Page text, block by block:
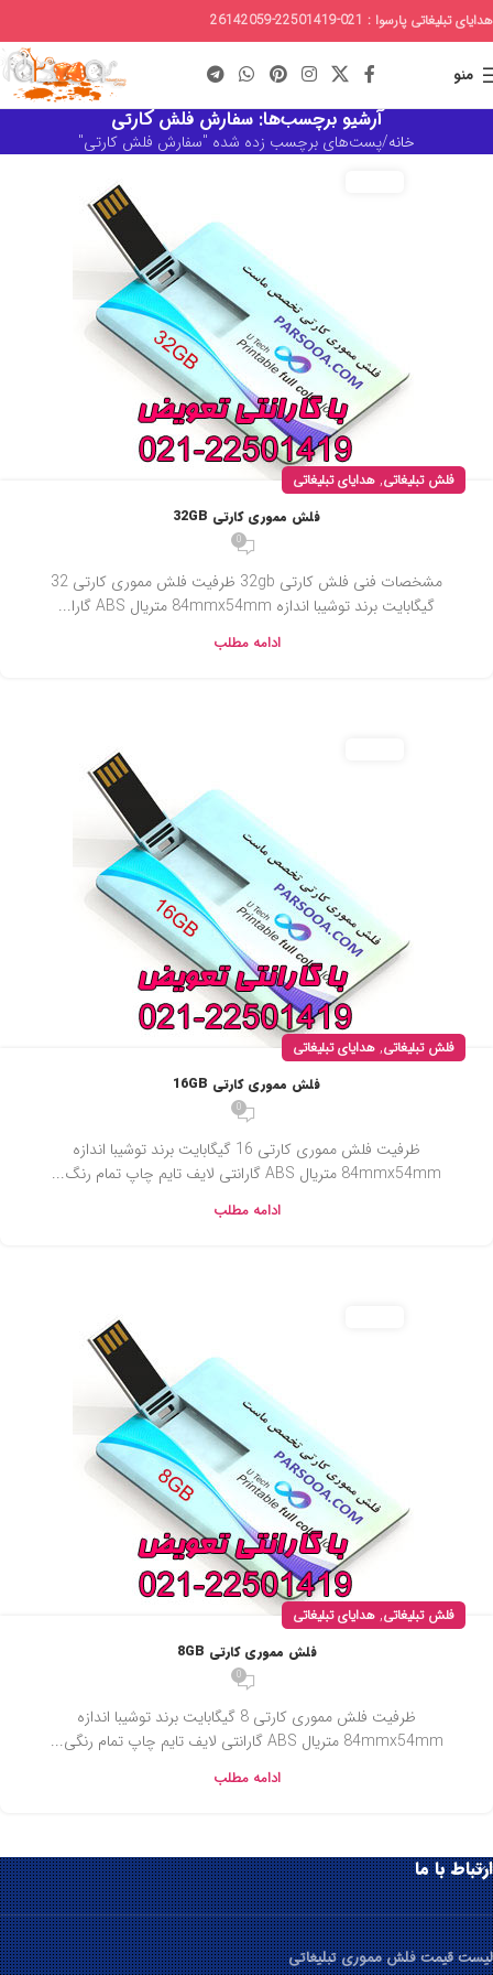
هدایای تبلیغاتی پارسوا : 021-22501419-26142059
منو
آرشیو برچسب‌ها: سفارش فلش کارتی
خانه پست‌های برچسب زده شده "سفارش فلش کارتی"
فلش تبلیغاتی, هدایای تبلیغاتی
فلش مموری کارتی 32GB
0
مشخصات فنی فلش کارتی 32gb ظرفیت فلش مموری کارتی 32
گیگابایت برند توشیبا اندازه 84mmx54mm متریال ABS گارا...
ادامه مطلب
فلش تبلیغاتی, هدایای تبلیغاتی
فلش مموری کارتی 16GB
0
ظرفیت فلش مموری کارتی 16 گیگابایت برند توشیبا اندازه
84mmx54mm متریال ABS گارانتی لایف تایم چاپ تمام رنگ...
ادامه مطلب
فلش تبلیغاتی, هدایای تبلیغاتی
فلش مموری کارتی 8GB
0
ظرفیت فلش مموری کارتی 8 گیگابایت برند توشیبا اندازه
84mmx54mm متریال ABS گارانتی لایف تایم چاپ تمام رنگی...
ادامه مطلب
ارتباط با ما
لیست قیمت فلش مموری تبلیغاتی